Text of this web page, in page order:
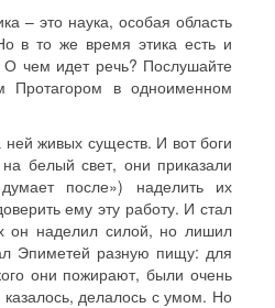
– это наука, особая область
в то же время этика есть и
О чем идет речь? Послушайте
Протагором в одноименном
живых существ. И вот боги
белый свет, они приказали
после») наделить их
ему эту работу. И стал
он наделил силой, но лишил
Эпиметей разную пищу: для
они пожирают, были очень
делалось с умом. Но